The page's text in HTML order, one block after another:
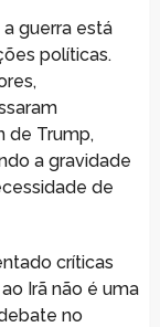
guerra está
políticas.
de Trump,
a gravidade
de
críticas
Irã não é uma
no